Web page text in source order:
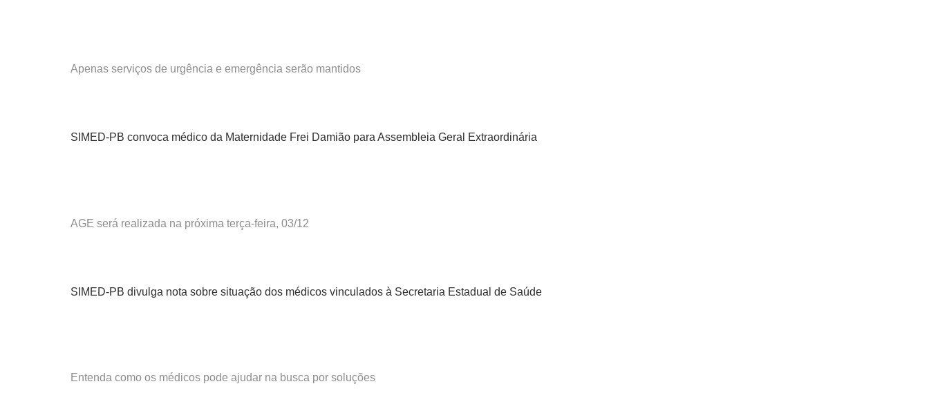
Apenas serviços de urgência e emergência serão mantidos
SIMED-PB convoca médico da Maternidade Frei Damião para Assembleia Geral Extraordinária
AGE será realizada na próxima terça-feira, 03/12
SIMED-PB divulga nota sobre situação dos médicos vinculados à Secretaria Estadual de Saúde
Entenda como os médicos pode ajudar na busca por soluções